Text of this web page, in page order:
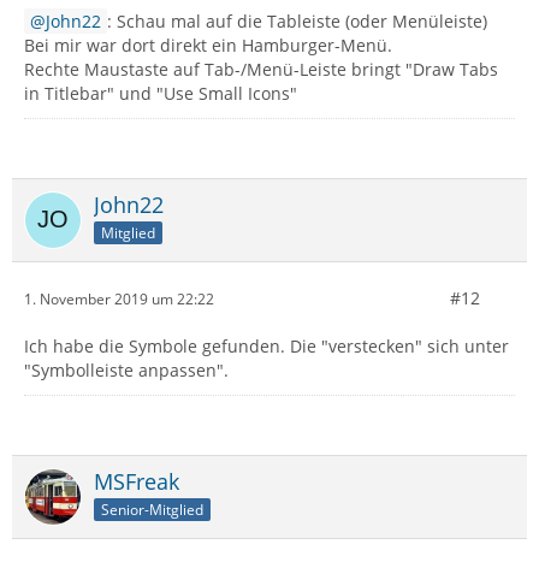
John22 : Schau mal auf die Tableiste (oder Menüleiste)
Bei mir war dort direkt ein Hamburger-Menü.
Rechte Maustaste auf Tab-/Menü-Leiste bringt "Draw Tabs
in Titlebar" und "Use Small Icons"
John22
Mitglied
1. November 2019 um 22:22 #12
Ich habe die Symbole gefunden. Die "verstecken" sich unter
"Symbolleiste anpassen".
MSFreak
Senior-Mitglied